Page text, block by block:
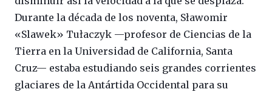
Durante la década de los noventa, Sławomir
«Slawek» Tułaczyk —profesor de Ciencias de la
Tierra en la Universidad de California, Santa
Cruz— estaba estudiando seis grandes corrientes
glaciares de la Antártida Occidental para su